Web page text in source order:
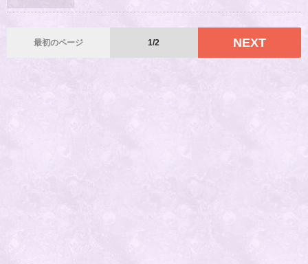
最初のページ 1/2 NEXT